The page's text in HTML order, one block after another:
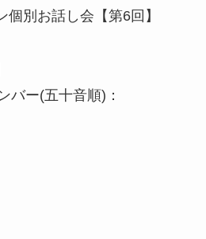
別お話し会【第6回】
バー(五十音順)：